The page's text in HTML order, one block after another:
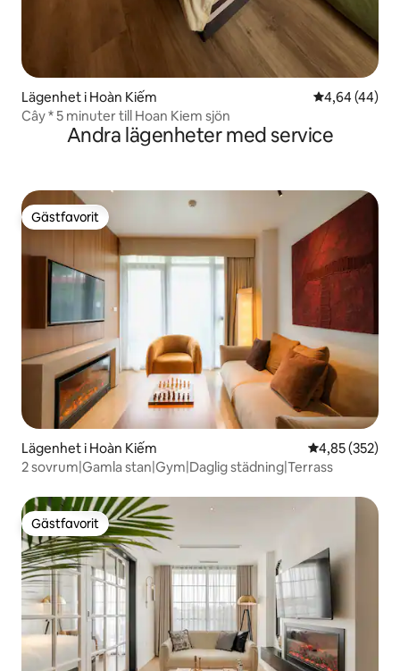
Lägenhet i Hoàn Kiếm 4,64 av 5 i
4,64 (44)
Cây * 5 minuter till Hoan Kiem sjön
Andra lägenheter med service
Gästfavorit
Gästfavorit
Lägenhet i Hoàn Kiếm 4,85 av 5 i
4,85 (352)
2 sovrum|Gamla stan|Gym|Daglig städning|Terrass
Gästfavorit
Gästfavorit